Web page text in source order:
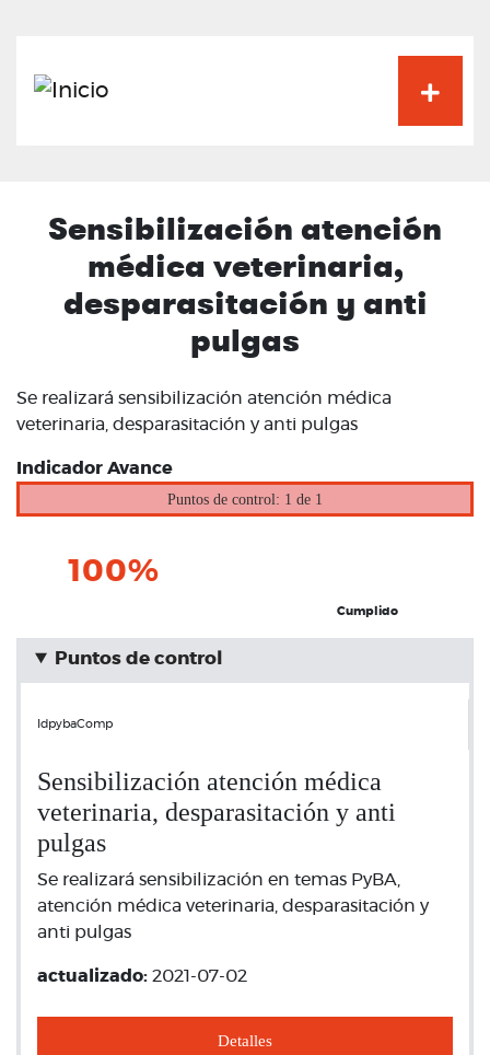
Sensibilización atención
médica veterinaria,
desparasitación y anti
pulgas
Se realizará sensibilización atención médica
veterinaria, desparasitación y anti pulgas
Indicador Avance
Puntos de control: 1 de 1
100%
Cumplido
Puntos de control
IdpybaComp
Sensibilización atención médica
veterinaria, desparasitación y anti
pulgas
Se realizará sensibilización en temas PyBA,
atención médica veterinaria, desparasitación y
anti pulgas
actualizado: 2021-07-02
Detalles